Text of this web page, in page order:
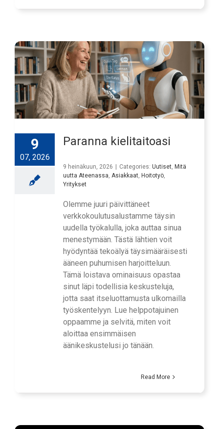
9
07, 2026
Paranna kielitaitoasi
9 heinäkuun, 2026 Categories: Uutiset, Mitä
uutta Ateenassa, Asiakkaat, Hoitotyö,
Yritykset
Olemme juuri päivittäneet
verkkokoulutusalustamme täysin
uudella työkalulla, joka auttaa sinua
menestymään. Tästä lähtien voit
hyödyntää tekoälyä täysimääräisesti
ääneen puhumisen harjoitteluun.
Tämä loistava ominaisuus opastaa
sinut läpi todellisia keskusteluja,
jotta saat itseluottamusta ulkomailla
työskentelyyn. Lue helppotajuinen
oppaamme ja selvitä, miten voit
aloittaa ensimmäisen
äänikeskustelusi jo tänään.
Read More